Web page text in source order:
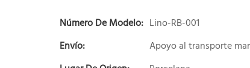
Número De Modelo: Lino-RB-001
Envío:
Apoyo al transporte